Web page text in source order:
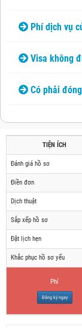
Phí dịch vụ
Visa không
Có phải